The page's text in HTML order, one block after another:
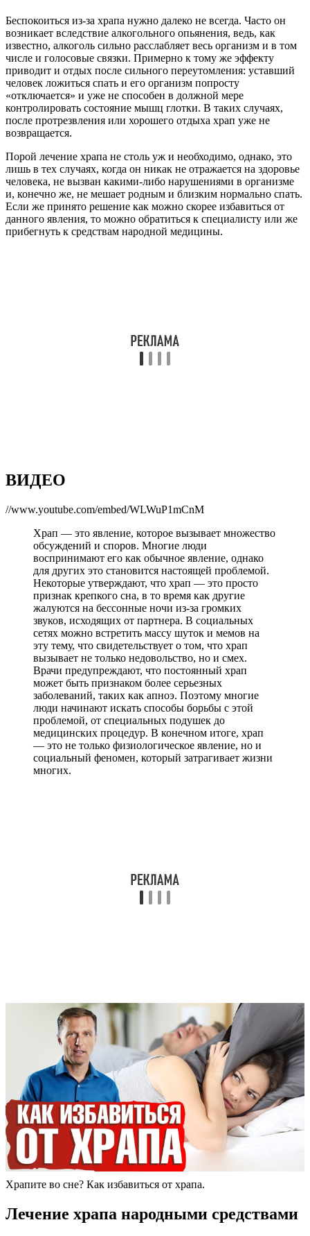
Беспокоиться из-за храпа нужно далеко не всегда. Часто он
возникает вследствие алкогольного опьянения, ведь, как
известно, алкоголь сильно расслабляет весь организм и в том
числе и голосовые связки. Примерно к тому же эффекту
приводит и отдых после сильного переутомления: уставший
человек ложиться спать и его организм попросту
«отключается» и уже не способен в должной мере
контролировать состояние мышц глотки. В таких случаях,
после протрезвления или хорошего отдыха храп уже не
возвращается.
Порой лечение храпа не столь уж и необходимо, однако, это
лишь в тех случаях, когда он никак не отражается на здоровье
человека, не вызван какими-либо нарушениями в организме
и, конечно же, не мешает родным и близким нормально спать.
Если же принято решение как можно скорее избавиться от
данного явления, то можно обратиться к специалисту или же
прибегнуть к средствам народной медицины.
ВИДЕО
//www.youtube.com/embed/WLWuP1mCnM
Храп — это явление, которое вызывает множество
обсуждений и споров. Многие люди
воспринимают его как обычное явление, однако
для других это становится настоящей проблемой.
Некоторые утверждают, что храп — это просто
признак крепкого сна, в то время как другие
жалуются на бессонные ночи из-за громких
звуков, исходящих от партнера. В социальных
сетях можно встретить массу шуток и мемов на
эту тему, что свидетельствует о том, что храп
вызывает не только недовольство, но и смех.
Врачи предупреждают, что постоянный храп
может быть признаком более серьезных
заболеваний, таких как апноэ. Поэтому многие
люди начинают искать способы борьбы с этой
проблемой, от специальных подушек до
медицинских процедур. В конечном итоге, храп
— это не только физиологическое явление, но и
социальный феномен, который затрагивает жизни
многих.
Храпите во сне? Как избавиться от храпа.
Лечение храпа народными средствами